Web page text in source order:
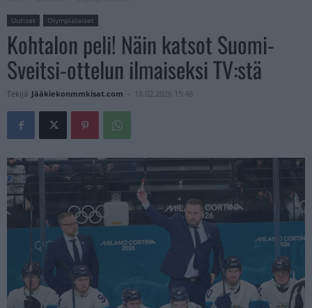
Uutiset Olympialaiset
Kohtalon peli! Näin katsot Suomi-
Sveitsi-ottelun ilmaiseksi TV:stä
Tekijä Jääkiekonmmkisat.com - 18.02.2026 15:48